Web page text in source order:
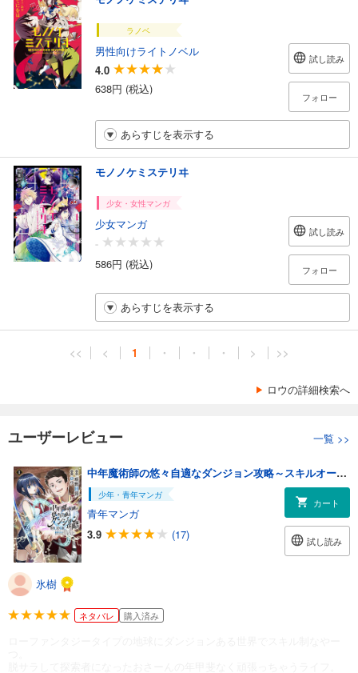
ラノベ
男性向けライトノベル
4.0
638円 (税込)
試し読み
フォロー
あらすじを表示する
モノノケミステリヰ
少女・女性マンガ
少女マンガ
-
586円 (税込)
試し読み
フォロー
あらすじを表示する
<< < 1 ・ ・ ・ > >>
ロウの詳細検索へ
ユーザーレビュー 一覧 >>
中年魔術師の悠々自適なダンジョン攻略～スキルオーブを使ったら最強スキルを手に入れたので、好きに生きようと思います～@COMIC 第1巻
少年・青年マンガ
青年マンガ
3.9
(17)
カート
試し読み
氷樹
ネタバレ 購入済み